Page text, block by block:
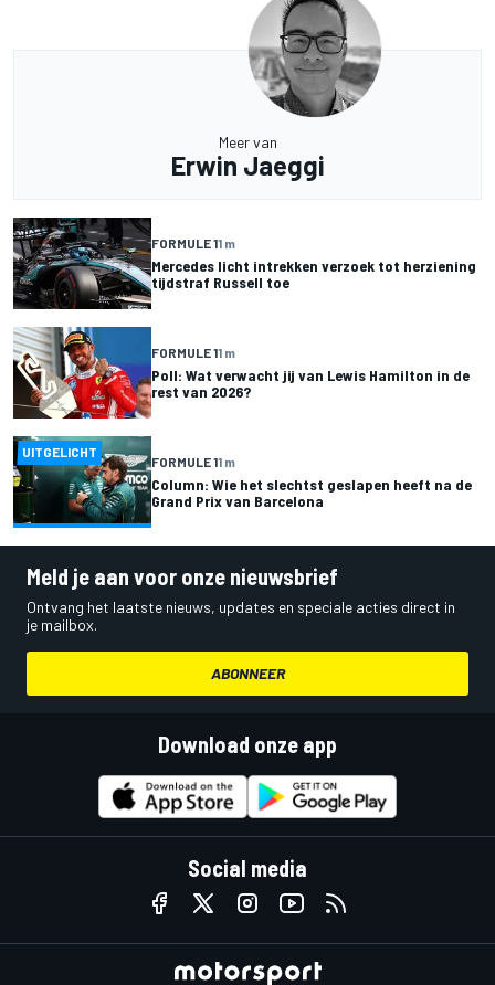
Meer van
Erwin Jaeggi
FORMULE 11 m
Mercedes licht intrekken verzoek tot herziening
tijdstraf Russell toe
FORMULE 11 m
Poll: Wat verwacht jij van Lewis Hamilton in de
rest van 2026?
UITGELICHT
FORMULE 11 m
Column: Wie het slechtst geslapen heeft na de
Grand Prix van Barcelona
Meld je aan voor onze nieuwsbrief
Ontvang het laatste nieuws, updates en speciale acties direct in
je mailbox.
ABONNEER
Download onze app
Social media